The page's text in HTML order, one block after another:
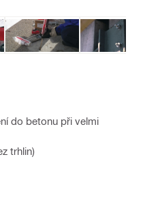
do betonu při velmi
trhlin)